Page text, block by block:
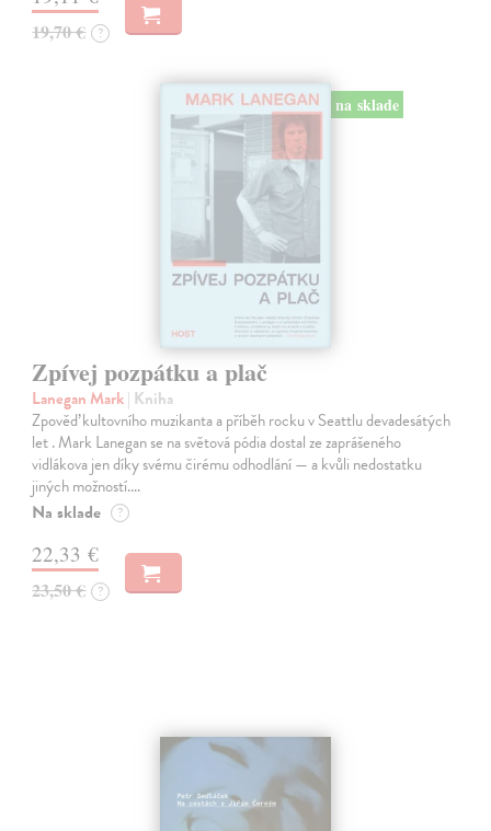
19,70 € ?
na sklade
Zpívej pozpátku a plač
Lanegan Mark| Kniha
Zpověď kultovního muzikanta a příběh rocku v Seattlu devadesátých
let . Mark Lanegan se na světová pódia dostal ze zaprášeného
vidlákova jen díky svému čirému odhodlání — a kvůli nedostatku
jiných možností.…
Na sklade ?
22,33 €
23,50 € ?